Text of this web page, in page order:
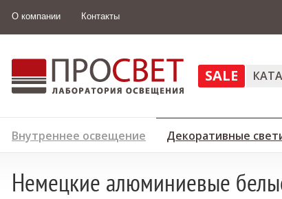
О компании Контакты
SALE
Внутреннее освещение Декоративные
Немецкие алюминиевые